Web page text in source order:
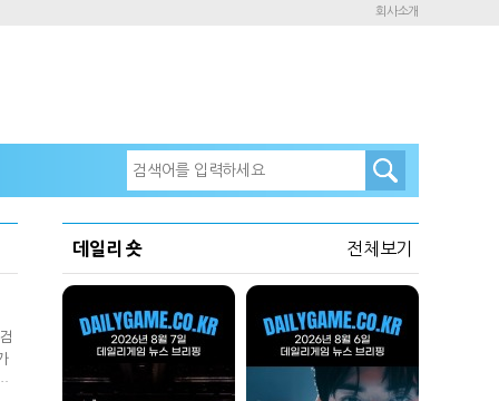
회사소개
데일리 숏 전체보기